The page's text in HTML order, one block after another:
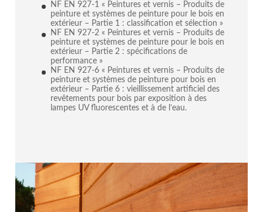
NF EN 927-1 « Peintures et vernis – Produits de
peinture et systèmes de peinture pour le bois en
extérieur – Partie 1 : classification et sélection »
NF EN 927-2 « Peintures et vernis – Produits de
peinture et systèmes de peinture pour le bois en
extérieur – Partie 2 : spécifications de
performance »
NF EN 927-6 « Peintures et vernis – Produits de
peinture et systèmes de peinture pour bois en
extérieur – Partie 6 : vieillissement artificiel des
revêtements pour bois par exposition à des
lampes UV fluorescentes et à de l’eau.